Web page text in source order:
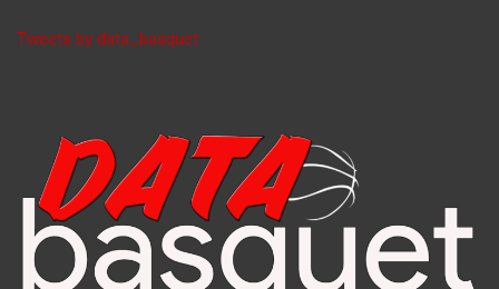
Tweets by data_basquet